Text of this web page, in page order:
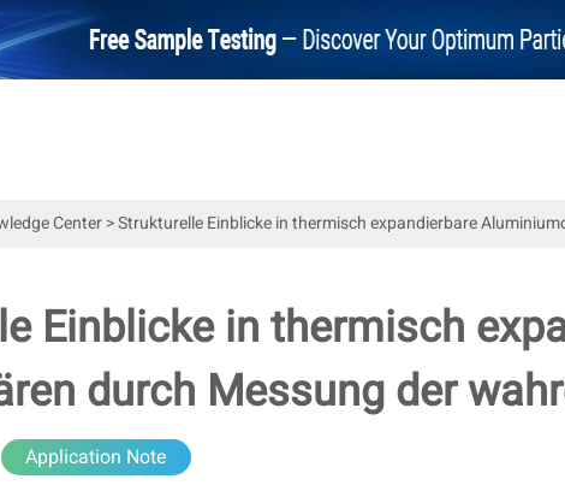
Center>Strukturelle Einblicke in thermisch expandierbare
Einblicke in thermisch
durch Messung der
Application Note